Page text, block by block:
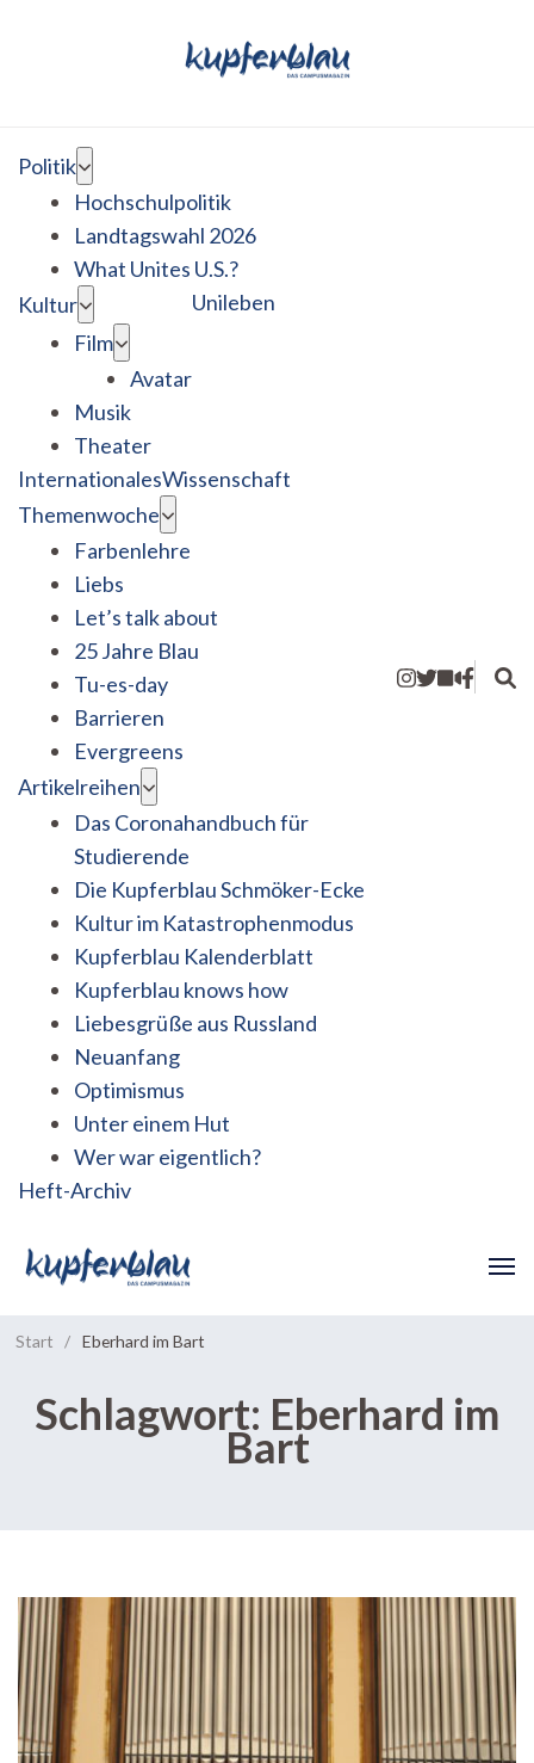
Politik
Hochschulpolitik
Landtagswahl 2026
What Unites U.S.?
Kultur
Film
Avatar
Musik
Theater
Unileben
InternationalesWissenschaft
Themenwoche
Farbenlehre
Liebs
Let’s talk about
25 Jahre Blau
Tu-es-day
Barrieren
Evergreens
Artikelreihen
Das Coronahandbuch für
Studierende
Die Kupferblau Schmöker-Ecke
Kultur im Katastrophenmodus
Kupferblau Kalenderblatt
Kupferblau knows how
Liebesgrüße aus Russland
Neuanfang
Optimismus
Unter einem Hut
Wer war eigentlich?
Heft-Archiv
Start / Eberhard im Bart
Schlagwort: Eberhard im
Bart